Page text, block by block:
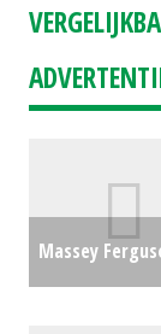
Massey